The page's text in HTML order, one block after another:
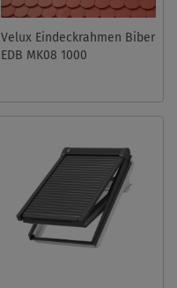
Velux Eindeckrahmen Biber
EDB MK08 1000